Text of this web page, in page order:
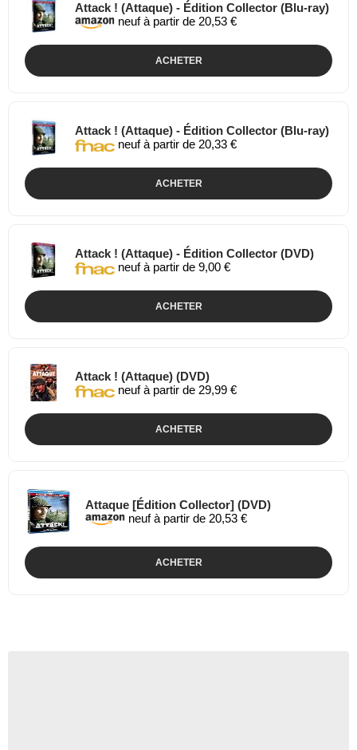
Attack ! (Attaque) - Édition Collector (Blu-ray)
neuf à partir de 20,53 €
ACHETER
Attack ! (Attaque) - Édition Collector (Blu-ray)
neuf à partir de 20,33 €
ACHETER
Attack ! (Attaque) - Édition Collector (DVD)
neuf à partir de 9,00 €
ACHETER
Attack ! (Attaque) (DVD)
neuf à partir de 29,99 €
ACHETER
Attaque [Édition Collector] (DVD)
neuf à partir de 20,53 €
ACHETER